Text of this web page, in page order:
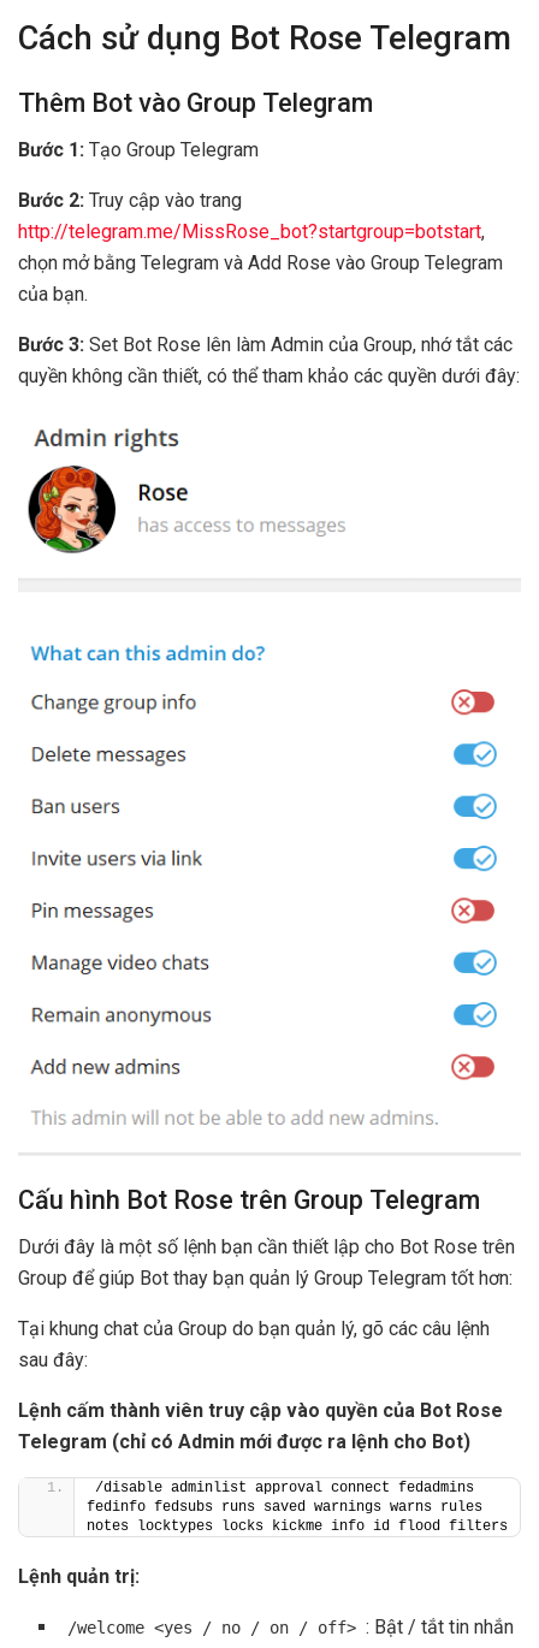
Cách sử dụng Bot Rose Telegram
Thêm Bot vào Group Telegram
Bước 1: Tạo Group Telegram
Bước 2: Truy cập vào trang
http://telegram.me/MissRose_bot?startgroup=botstart,
chọn mở bằng Telegram và Add Rose vào Group Telegram
của bạn.
Bước 3: Set Bot Rose lên làm Admin của Group, nhớ tắt các
quyền không cần thiết, có thể tham khảo các quyền dưới đây:
Cấu hình Bot Rose trên Group Telegram
Dưới đây là một số lệnh bạn cần thiết lập cho Bot Rose trên
Group để giúp Bot thay bạn quản lý Group Telegram tốt hơn:
Tại khung chat của Group do bạn quản lý, gõ các câu lệnh
sau đây:
Lệnh cấm thành viên truy cập vào quyền của Bot Rose
Telegram (chỉ có Admin mới được ra lệnh cho Bot)
/disable adminlist approval connect fedadmins
fedinfo fedsubs runs saved warnings warns rules
notes locktypes locks kickme info id flood filters
Lệnh quản trị:
/welcome <yes / no / on / off> : Bật / tắt tin nhắn